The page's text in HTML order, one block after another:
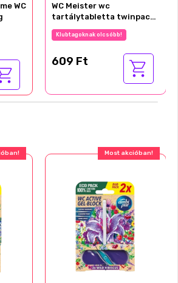
WC
WC Meister wc
tartálytabletta twinpack
2x50 g Óceán
Klubtagoknak olcsóbb!
609 Ft
Most akcióban!